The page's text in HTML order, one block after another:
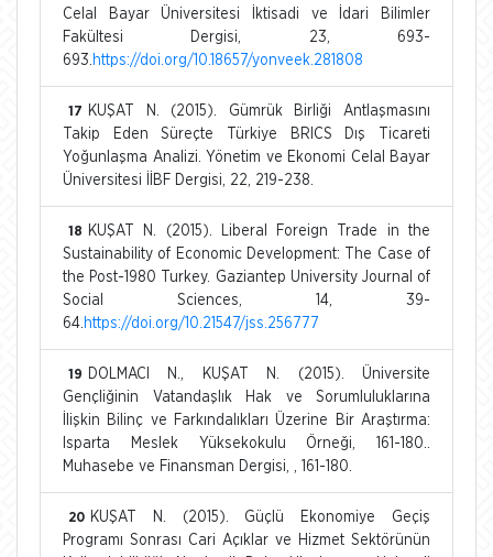
Celal Bayar Üniversitesi İktisadi ve İdari Bilimler
Fakültesi Dergisi, 23, 693-
693. https://doi.org/10.18657/yonveek.281808
17
KUŞAT N. (2015). Gümrük Birliği Antlaşmasını
Takip Eden Süreçte Türkiye BRICS Dış Ticareti
Yoğunlaşma Analizi. Yönetim ve Ekonomi Celal Bayar
Üniversitesi İİBF Dergisi, 22, 219-238.
18
KUŞAT N. (2015). Liberal Foreign Trade in the
Sustainability of Economic Development: The Case of
the Post-1980 Turkey. Gaziantep University Journal of
Social Sciences, 14, 39-
64. https://doi.org/10.21547/jss.256777
19
DOLMACI N., KUŞAT N. (2015). Üniversite
Gençliğinin Vatandaşlık Hak ve Sorumluluklarına
İlişkin Bilinç ve Farkındalıkları Üzerine Bir Araştırma:
Isparta Meslek Yüksekokulu Örneği, 161-180..
Muhasebe ve Finansman Dergisi, , 161-180.
20 KUŞAT N. (2015). Güçlü Ekonomiye Geçiş
Programı Sonrası Cari Açıklar ve Hizmet Sektörünün